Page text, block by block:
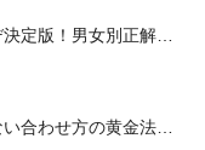
定版！男女別正解ス
合わせ方の黄金法則